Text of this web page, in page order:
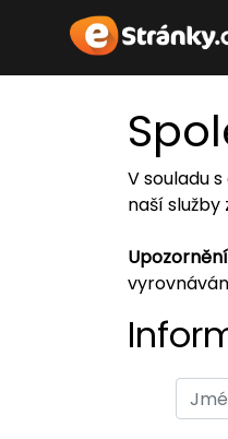
V souladu
naší služby